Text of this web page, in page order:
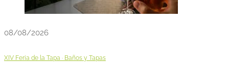
08/08/2026
XIV Feria de la Tapa · Baños y Tapas